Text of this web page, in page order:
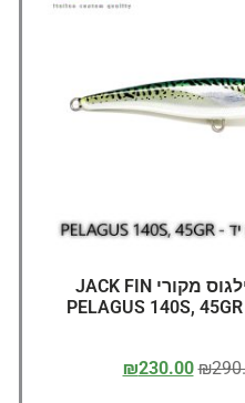
ג'ק פין פילגוס מקורי JACK FIN
PELAGUS 140S,
₪
₪230.00